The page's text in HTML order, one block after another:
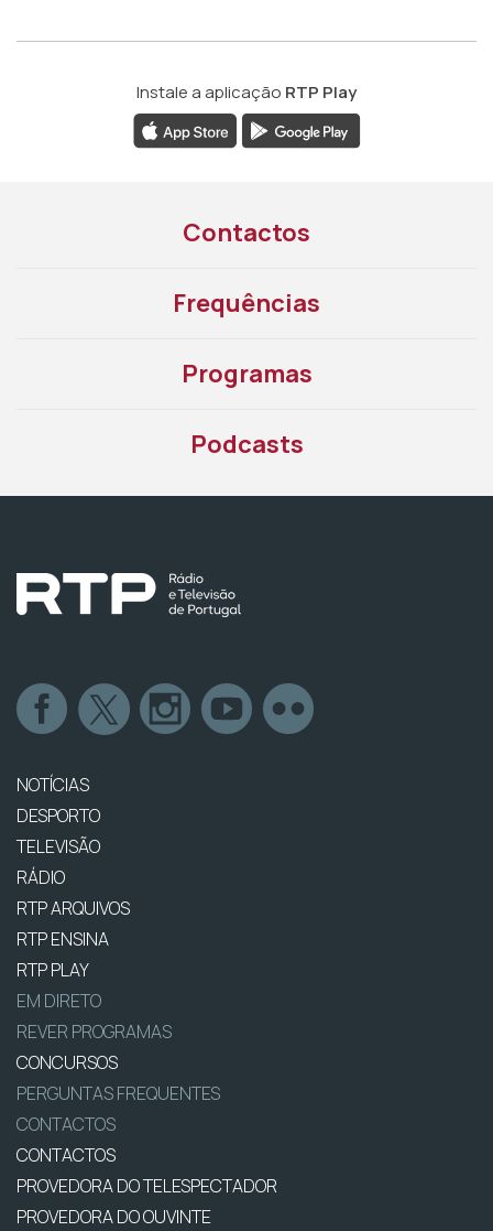
Instale a aplicação RTP Play
Contactos
Frequências
Programas
Podcasts
NOTÍCIAS
DESPORTO
TELEVISÃO
RÁDIO
RTP ARQUIVOS
RTP ENSINA
RTP PLAY
EM DIRETO
REVER PROGRAMAS
CONCURSOS
PERGUNTAS FREQUENTES
CONTACTOS
CONTACTOS
PROVEDORA DO TELESPECTADOR
PROVEDORA DO OUVINTE